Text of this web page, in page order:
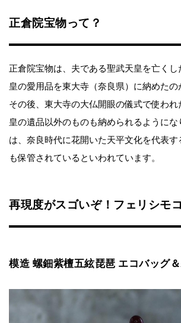
正倉院宝物って？
正倉院宝物は、夫である聖武天皇を亡くし
皇の愛用品を東大寺（奈良県）に納めたの
その後、東大寺の大仏開眼の儀式で使われ
皇の遺品以外のものも納められるように
は、奈良時代に花開いた天平文化を代表す
も保管されているといわれています。
再現度がスゴいぞ！フェリシモ
模造 螺鈿紫檀五絃琵琶 エコバッグ